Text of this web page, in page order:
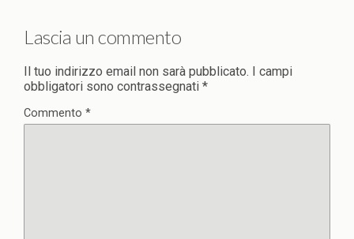
Lascia un commento
Il tuo indirizzo email non sarà pubblicato.
I campi
obbligatori sono contrassegnati *
Commento *